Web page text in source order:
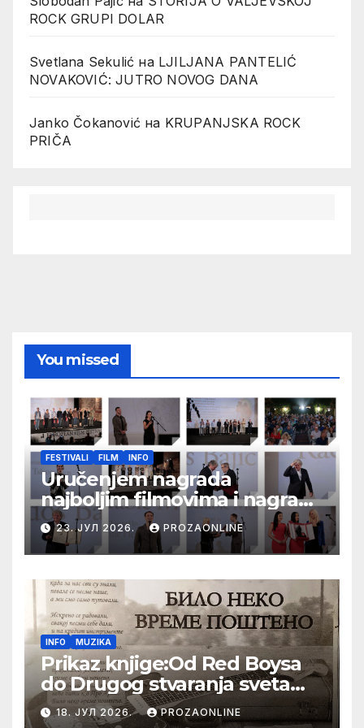
ROCK GRUPI DOLAR
Svetlana Sekulić на LJILJANA PANTELIĆ
NOVAKOVIĆ: JUTRO NOVOG DANA
Janko Čokanović на KRUPANJSKA ROCK
PRIČA
You missed
FESTIVALI FILM INFO
Uručenjem nagrada
najboljim filmovima i nagrade
„Aleksandar Lifka“ Radošu
Bajiću svečano zatvoren 33.
Festival evropskog filma Palić
23. ЈУЛ 2026. PROZAONLINE
INFO MUZIKA
Prikaz knjige:Od Red Boysa
do Drugog stvaranja sveta
(bilo neko vreme pošteno)
18. ЈУЛ 2026. PROZAONLINE